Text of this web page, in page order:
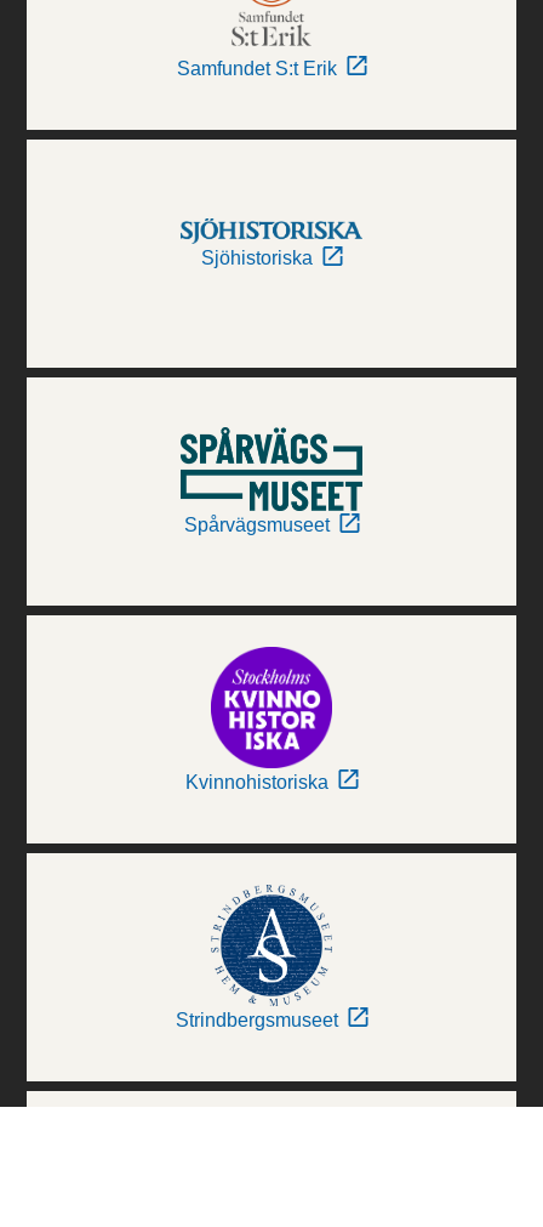
Samfundet S:t Erik
Sjöhistoriska
Spårvägsmuseet
Kvinnohistoriska
Strindbergsmuseet